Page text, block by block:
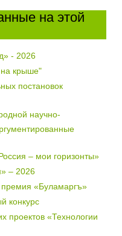
на этой
- 2026
крыше"
постановок
научно-
– мои горизонты»
– 2026
«Буламаргъ»
конкурс
проектов «Технологии